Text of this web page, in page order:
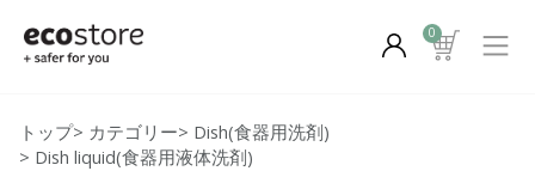
0
トップ> カテゴリー> Dish(食器用洗剤)
> Dish liquid(食器用液体洗剤)